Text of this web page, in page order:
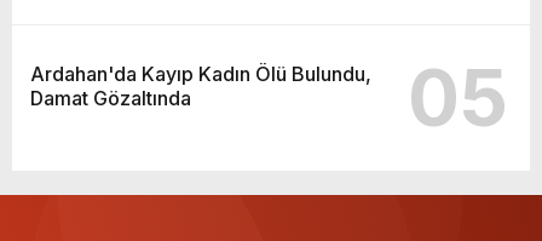
Ardahan'da Kayıp Kadın Ölü Bulundu,
Damat Gözaltında
05